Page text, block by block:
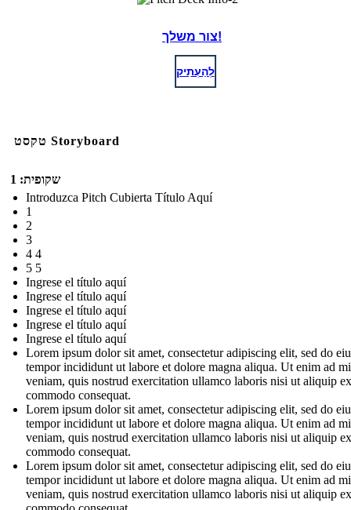
צור משלך!
לְהַעְתִיק
טקסט Storyboard
שקופית: 1
Introduzca Pitch Cubierta Título Aquí
1
2
3
4 4
5 5
Ingrese el título aquí
Ingrese el título aquí
Ingrese el título aquí
Ingrese el título aquí
Ingrese el título aquí
Lorem ipsum dolor sit amet, consectetur adipiscing elit, sed do
tempor incididunt ut labore et dolore magna aliqua. Ut enim ad
veniam, quis nostrud exercitation ullamco laboris nisi ut aliquip
commodo consequat.
Lorem ipsum dolor sit amet, consectetur adipiscing elit, sed do
tempor incididunt ut labore et dolore magna aliqua. Ut enim ad
veniam, quis nostrud exercitation ullamco laboris nisi ut aliquip
commodo consequat.
Lorem ipsum dolor sit amet, consectetur adipiscing elit, sed do
tempor incididunt ut labore et dolore magna aliqua. Ut enim ad
veniam, quis nostrud exercitation ullamco laboris nisi ut aliquip